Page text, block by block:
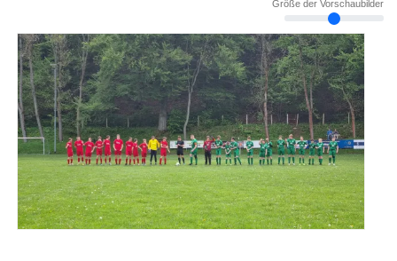
Größe der Vorschaubilder